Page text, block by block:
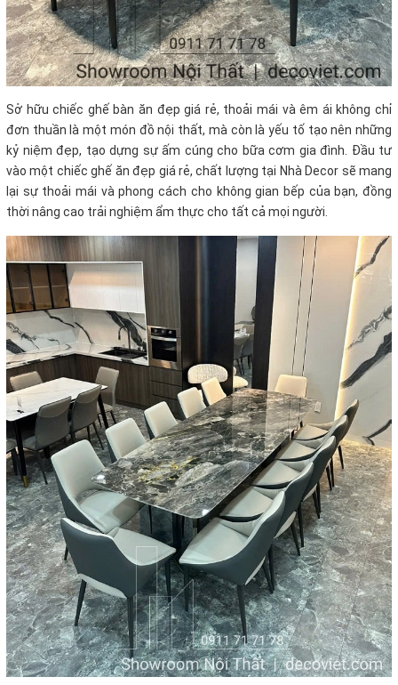
Sở hữu chiếc ghế bàn ăn đẹp giá rẻ, thoải mái và êm ái không chỉ
đơn thuần là một món đồ nội thất, mà còn là yếu tố tạo nên những
kỷ niệm đẹp, tạo dựng sự ấm cúng cho bữa cơm gia đình. Đầu tư
vào một chiếc ghế ăn đẹp giá rẻ, chất lượng tại Nhà Decor sẽ mang
lại sự thoải mái và phong cách cho không gian bếp của bạn, đồng
thời nâng cao trải nghiệm ẩm thực cho tất cả mọi người.